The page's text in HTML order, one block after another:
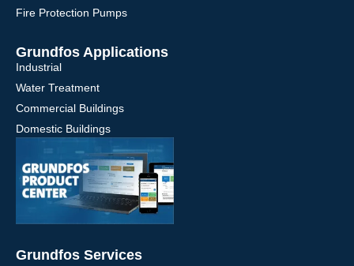
Fire Protection Pumps
Grundfos Applications
Industrial
Water Treatment
Commercial Buildings
Domestic Buildings
Grundfos Services